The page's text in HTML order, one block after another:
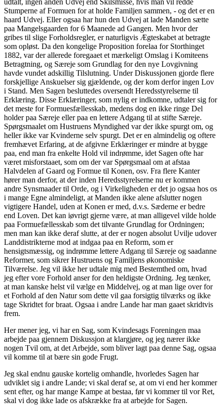
Stumperne af Formuen for at holde Familjen sammen, - og det er en
haard Udvej. Eller ogsaa har hun den Udvej at lade Manden sætte
paa Mangelsgaarden for 6 Maanede ad Gangen. Men hvor der
gribes til slige Forholdsregler, er naturligvis Ægteskabet at betragte
som opløst. Da den kongelige Proposition forelaa for Storthinget
1882, var der allerede foregaaet et mærkeligt Omslag i Komiteens
Betragtning, og Særeje som Grundlag for den nye Lovgivning
havde vundet adskillig Tilslutning. Under Diskussjonen gjorde flere
forskjellige Anskuelser sig gjældende, og der kom derfor ingen Lov
i Stand. Men Sagen besluttedes oversendt Heredsstyrelserne til
Erklæring. Disse Erklæringer, som nylig er indkomne, udtaler sig for
det meste for Formuesfællesskab, medens dog en ikke ringe Del
holder paa Særeje eller paa en lettere Adgang til at stifte Særeje.
Spørgsmaalet om Hustruens Myndighed var der ikke spurgt om, og
heller ikke var Kvinderne selv spurgt. Det er en almindelig og oftere
fremhævet Erfaring, at de afgivne Erklæringer er mindre at bygge
paa, end man fra enkelte Hold vil indrømme, idet Sagen ofte har
været misforstaaet, som om der var Spørgsmaal om at afstaa
Halvdelen af Gaard og Formue til Konen, osv. Fra flere Kanter
hører man derfor, at der inden Heredsstyrelserne nu er kommen
andre Synsmaader til Orde, og i Virkeligheden er det jo ogsaa hos os
i mange Egne almindeligt, at Manden ikke alene afslutter nogen
vigtigere Handel, uden at Konen er med, d.v.s. Sæderne er bedre
end Loven. Det kan iøvrigt gjerne være, at man alligevel vilde holde
paa Formuefællesskab som det tilvante Grundlag for Ordningen;
men man kan ikke deraf slutte, at der er nogen absolut Uvilje udover
Landdistrikterne mod at indgaa paa en Reform, som er
hensigtsmæssig, og indrømme lettere Adgang til Særeje og saadanne
Reformer, som sikrer Hustruens og Familjens økonomiske
Tilværelse. Jeg vil ikke her udtale mig med Bestemthed om, hvad
jeg efter vore Forhold anser for den heldigste Ordning. Jeg tænker,
at man kanske helst vil vælge en Middelvej, og at man lige over for
et Forhold af den Natur som dette vil gaa forsigtig tilværks og ikke
tage Skridtet for braat. Ogsaa i andre Lande har man gaaet skridtvis
frem.
Her mener jeg, vi har en Sag, som Kvindesags Foreningen maa
arbejde paa gjennem Diskussjon at klargjøre, og jeg nærer ikke
nogen Tvil om, at det Arbejde, som bliver lagt paa denne Sag, ogsaa
vil komme til at bære sin gode Frugt.
Jeg skal endnu gauske kortelig omhandle, hvorledes Sagen har
udviklet sig i andre Lande; vi skal deraf se, at om vi end her kommer
sent efter, og har mange Kampe at bestaa, før vi kommer til vor Ret,
skal vi dog ikke lade os afskrække fra at arbejde for Sagen.